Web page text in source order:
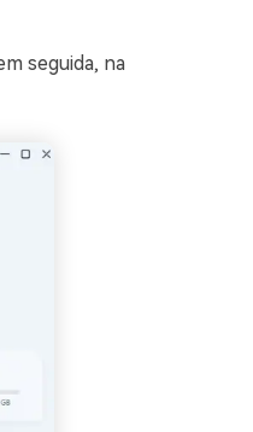
seguida, na